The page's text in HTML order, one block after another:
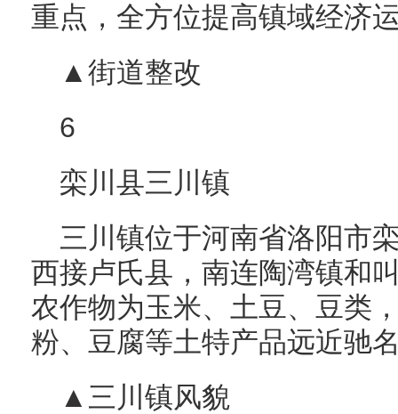
重点，全方位提高镇域经济
▲街道整改
6
栾川县三川镇
三川镇位于河南省洛阳市
西接卢氏县，南连陶湾镇和
农作物为玉米、土豆、豆类
粉、豆腐等土特产品远近驰
▲三川镇风貌